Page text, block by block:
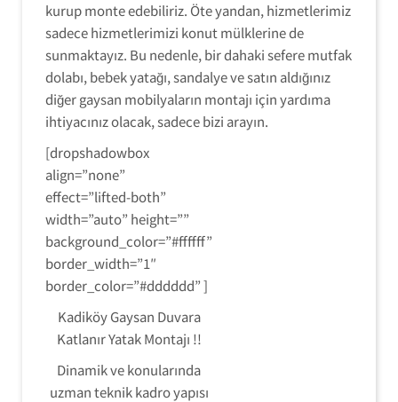
kurup monte edebiliriz. Öte yandan, hizmetlerimiz
sadece hizmetlerimizi konut mülklerine de
sunmaktayız. Bu nedenle, bir dahaki sefere mutfak
dolabı, bebek yatağı, sandalye ve satın aldığınız
diğer gaysan mobilyaların montajı için yardıma
ihtiyacınız olacak, sadece bizi arayın.
[dropshadowbox
align=”none”
effect=”lifted-both”
width=”auto” height=””
background_color=”#ffffff”
border_width=”1″
border_color=”#dddddd” ]
Kadiköy Gaysan Duvara
Katlanır Yatak Montajı !!
Dinamik ve konularında
uzman teknik kadro yapısı